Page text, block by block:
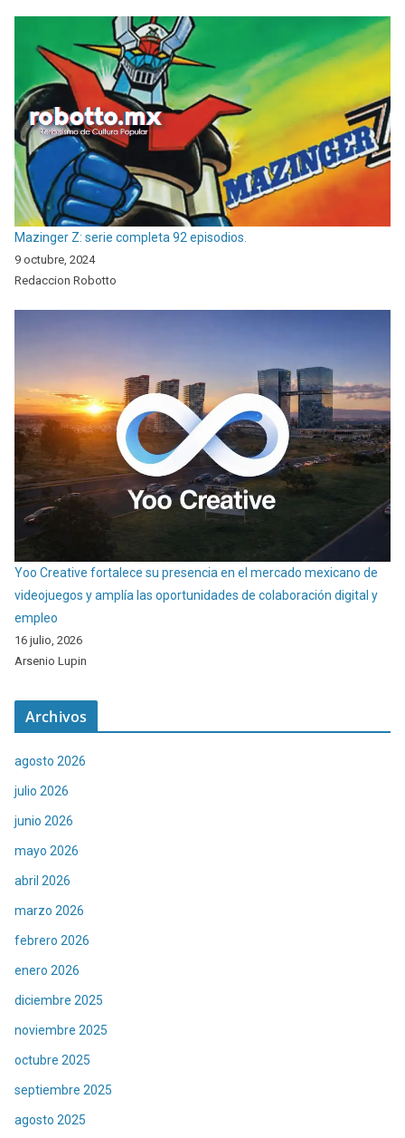
Mazinger Z: serie completa 92 episodios.
9 octubre, 2024
Redaccion Robotto
Yoo Creative fortalece su presencia en el mercado mexicano de
videojuegos y amplía las oportunidades de colaboración digital y
empleo
16 julio, 2026
Arsenio Lupin
Archivos
agosto 2026
julio 2026
junio 2026
mayo 2026
abril 2026
marzo 2026
febrero 2026
enero 2026
diciembre 2025
noviembre 2025
octubre 2025
septiembre 2025
agosto 2025